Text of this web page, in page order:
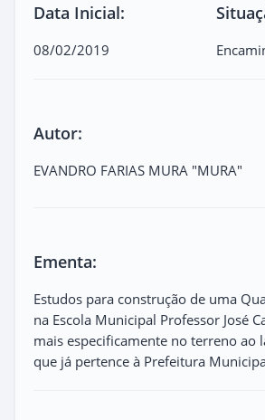
Data Inicial:
08/02/2019
Autor:
EVANDRO FARIAS MURA "MURA"
Ementa:
Estudos para construção de uma
na Escola Municipal Professor José
mais especificamente no terreno ao
que já pertence à Prefeitura